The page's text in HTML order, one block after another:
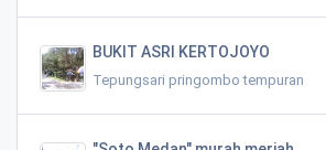
BUKIT ASRI KERTOJOYO
Tepungsari pringombo tempuran